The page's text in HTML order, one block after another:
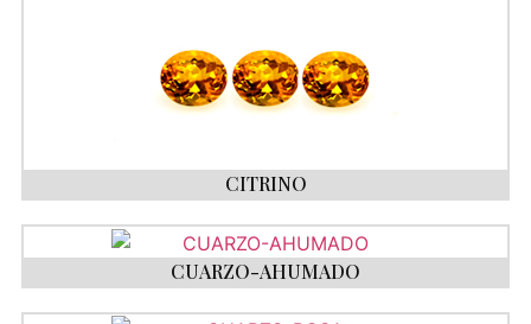
CITRINO
CUARZO-AHUMADO